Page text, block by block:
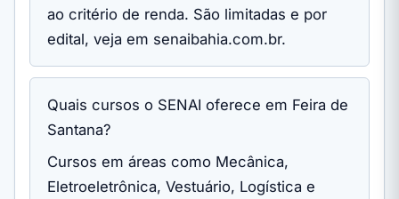
ao critério de renda. São limitadas e por
edital, veja em senaibahia.com.br.
Quais cursos o SENAI oferece em Feira de
Santana?
Cursos em áreas como Mecânica,
Eletroeletrônica, Vestuário, Logística e